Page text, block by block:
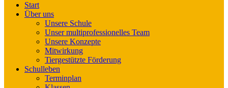
Start
Über uns
Unsere Schule
Unser multiprofessionelles Team
Unsere Konzepte
Mitwirkung
Tiergestützte Förderung
Schulleben
Terminplan